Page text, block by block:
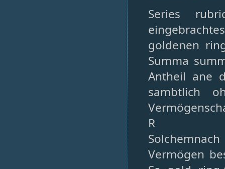
Series
goldenen
Summa
Antheil ane
sambtlich
R
Vermögen